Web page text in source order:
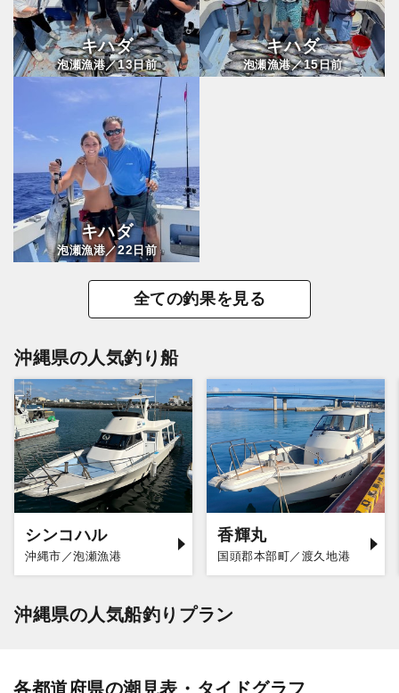
キハダ
泡瀬漁港／13日前
キハダ
泡瀬漁港／15日前
キハダ
泡瀬漁港／22日前
全ての釣果を見る
沖縄県の人気釣り船
シンコハル
沖縄市／泡瀬漁港
香輝丸
国頭郡本部町／渡久地港
沖縄県の人気船釣りプラン
各都道府県の潮見表・タイドグラフ